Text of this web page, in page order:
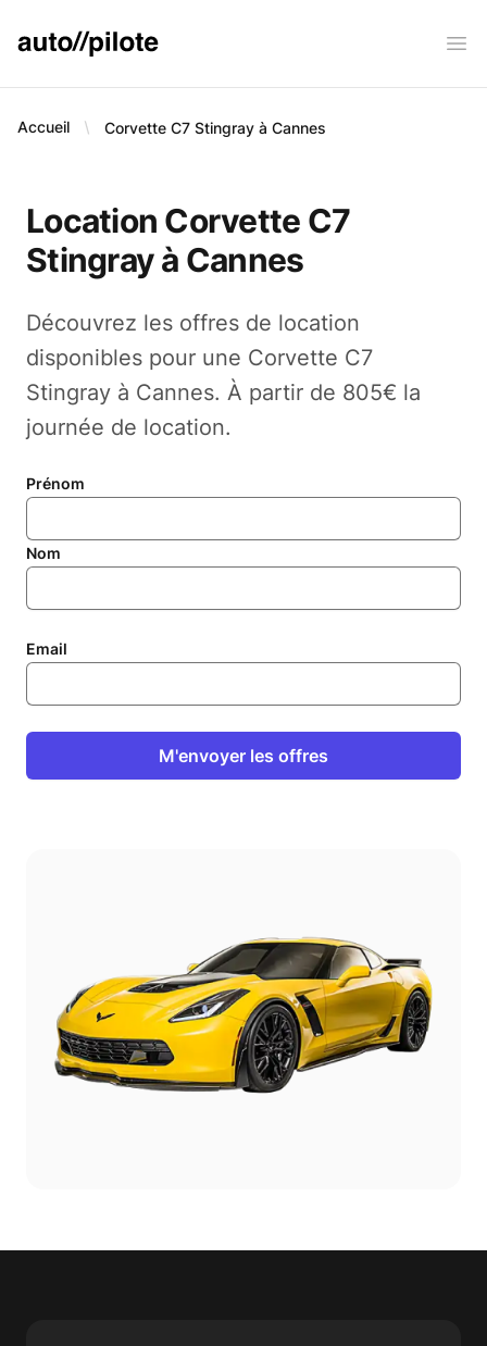
AUTO PILOTE
Accueil Corvette C7 Stingray à Cannes
Location Corvette C7
Stingray à Cannes
Découvrez les offres de location
disponibles pour une Corvette C7
Stingray à Cannes. À partir de 805€ la
journée de location.
Prénom
Nom
Email
M'envoyer les offres